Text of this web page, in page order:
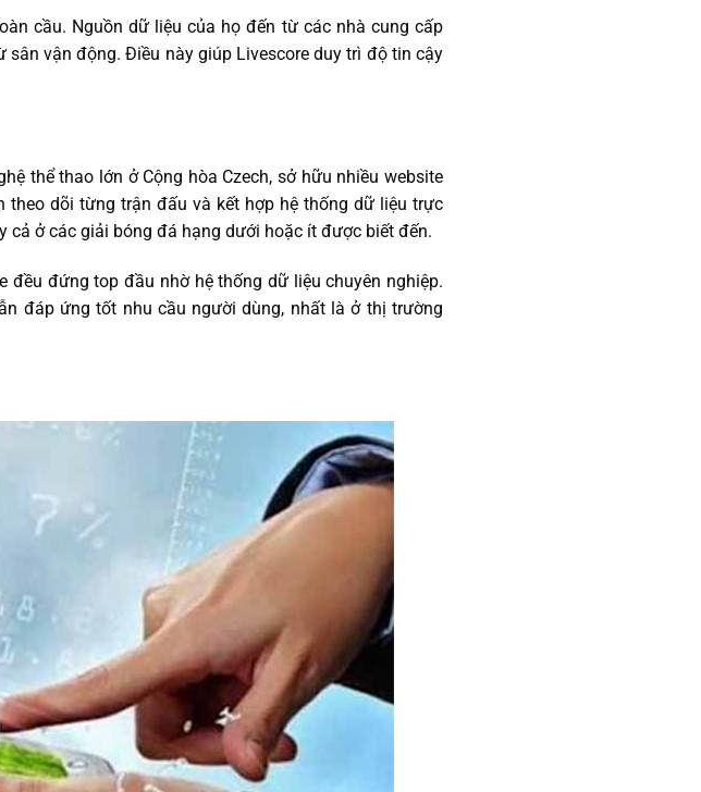
cầu. Nguồn dữ liệu của họ đến từ các nhà cung cấp
vận động. Điều này giúp Livescore duy trì độ tin cậy
thể thao lớn ở Cộng hòa Czech, sở hữu nhiều website
dõi từng trận đấu và kết hợp hệ thống dữ liệu trực
cả ở các giải bóng đá hạng dưới hoặc ít được biết đến.
đều đứng top đầu nhờ hệ thống dữ liệu chuyên nghiệp.
đáp ứng tốt nhu cầu người dùng, nhất là ở thị trường